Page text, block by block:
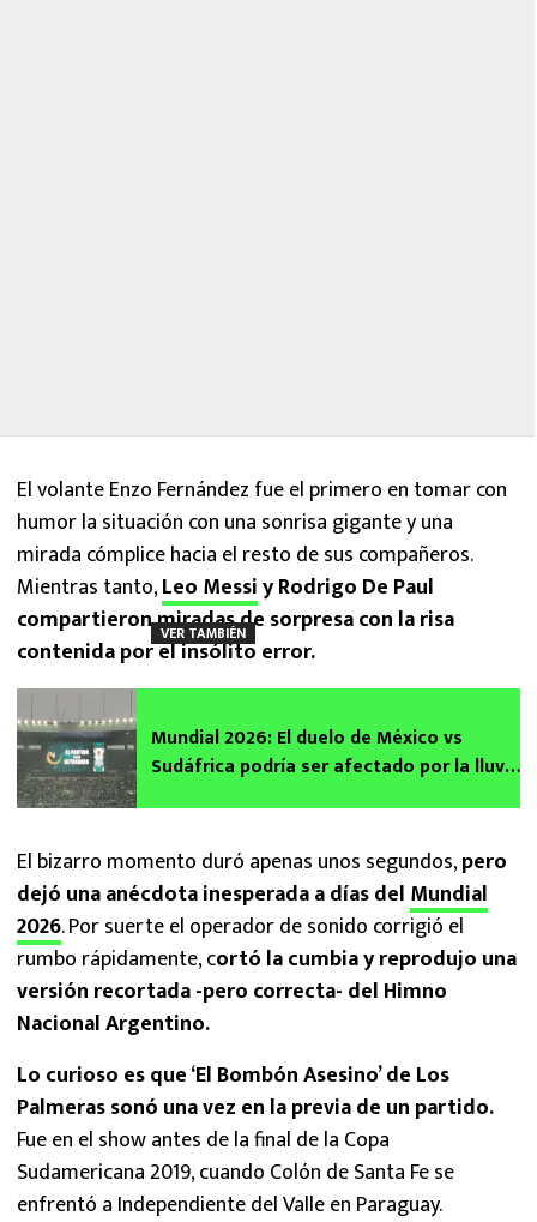
El volante Enzo Fernández fue el primero en tomar con
humor la situación con una sonrisa gigante y una
mirada cómplice hacia el resto de sus compañeros.
Mientras tanto,Leo Messiy Rodrigo De Paul
compartieron miradas de sorpresa con la risa
contenida por el insólito error.
VER TAMBIÉN
Mundial 2026: El duelo de México vs
Sudáfrica podría ser afectado por la lluvia
El bizarro momento duró apenas unos segundos,pero
dejó una anécdota inesperada a días del Mundial
2026. Por suerte el operador de sonido corrigió el
rumbo rápidamente, cortó la cumbia y reprodujo una
versión recortada -pero correcta- del Himno
Nacional Argentino.
Lo curioso es que ‘El Bombón Asesino’ de Los
Palmeras sonó una vez en la previa de un partido.
Fue en el show antes de la final de la Copa
Sudamericana 2019, cuando Colón de Santa Fe se
enfrentó a Independiente del Valle en Paraguay.